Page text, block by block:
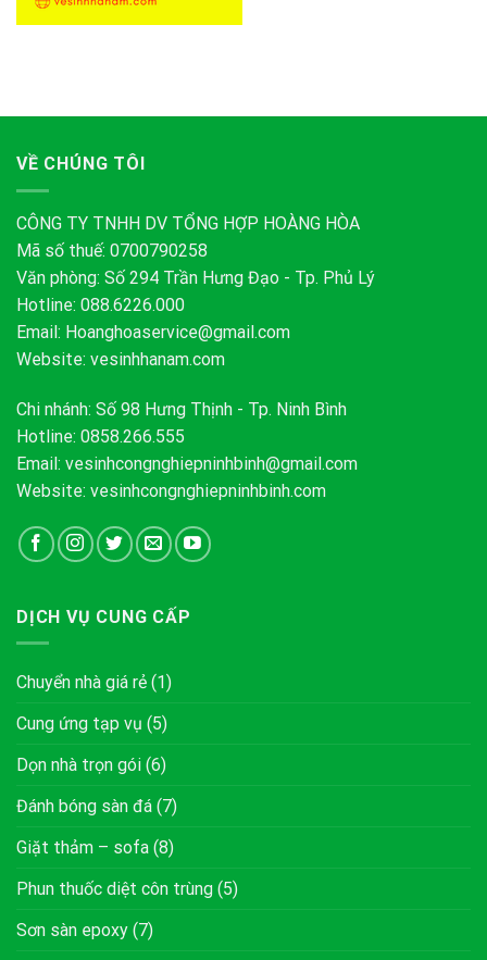
VỀ CHÚNG TÔI
CÔNG TY TNHH DV TỔNG HỢP HOÀNG HÒA
Mã số thuế: 0700790258
Văn phòng: Số 294 Trần Hưng Đạo - Tp. Phủ Lý
Hotline: 088.6226.000
Email: Hoanghoaservice@gmail.com
Website: vesinhhanam.com
Chi nhánh: Số 98 Hưng Thịnh - Tp. Ninh Bình
Hotline: 0858.266.555
Email: vesinhcongnghiepninhbinh@gmail.com
Website: vesinhcongnghiepninhbinh.com
DỊCH VỤ CUNG CẤP
Chuyển nhà giá rẻ (1)
Cung ứng tạp vụ (5)
Dọn nhà trọn gói (6)
Đánh bóng sàn đá (7)
Giặt thảm – sofa (8)
Phun thuốc diệt côn trùng (5)
Sơn sàn epoxy (7)